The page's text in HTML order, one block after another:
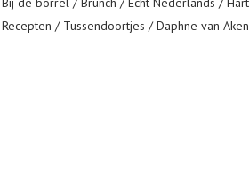
Recepten / Tussendoortjes / Daphne van Aken